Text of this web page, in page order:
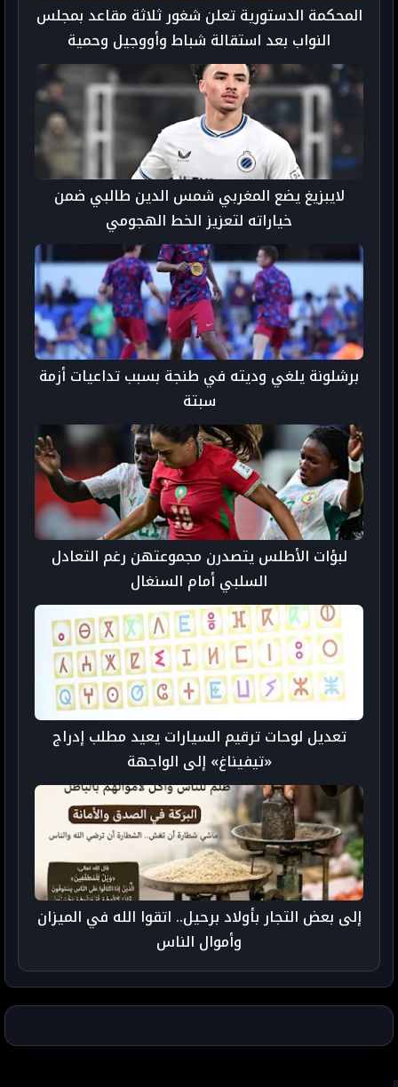
المحكمة الدستورية تعلن شغور ثلاثة مقاعد بمجلس
النواب بعد استقالة شباط وأووجيل وحمية
لايبزيغ يضع المغربي شمس الدين طالبي ضمن
خياراته لتعزيز الخط الهجومي
برشلونة يلغي وديته في طنجة بسبب تداعيات أزمة
سبتة
لبؤات الأطلس يتصدرن مجموعتهن رغم التعادل
السلبي أمام السنغال
تعديل لوحات ترقيم السيارات يعيد مطلب إدراج
«تيفيناغ» إلى الواجهة
إلى بعض التجار بأولاد برحيل.. اتقوا الله في الميزان
وأموال الناس